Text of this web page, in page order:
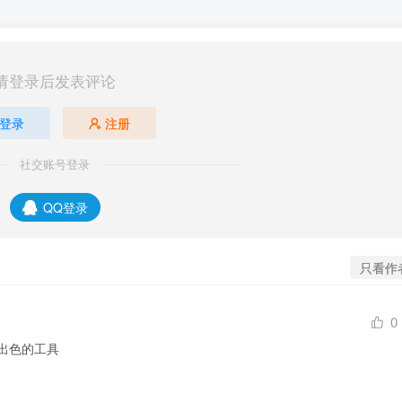
登录后发表评论
登录 注册
社交账号登录
QQ登录
只看作
0
色的工具